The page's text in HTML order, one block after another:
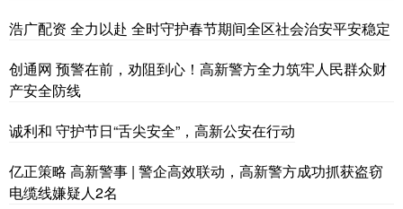
浩广配资 全力以赴 全时守护春节期间全区社会治安平安稳定
创通网 预警在前，劝阻到心！高新警方全力筑牢人民群众财
产安全防线
诚利和 守护节日“舌尖安全”，高新公安在行动
亿正策略 高新警事 | 警企高效联动，高新警方成功抓获盗窃
电缆线嫌疑人2名